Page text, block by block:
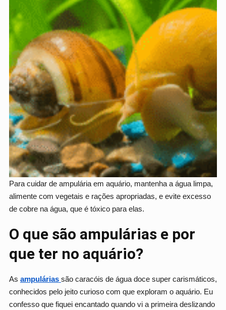
Para cuidar de ampulária em aquário, mantenha a água limpa,
alimente com vegetais e rações apropriadas, e evite excesso
de cobre na água, que é tóxico para elas.
O que são ampulárias e por
que ter no aquário?
As ampulárias são caracóis de água doce super carismáticos,
conhecidos pelo jeito curioso com que exploram o aquário. Eu
confesso que fiquei encantado quando vi a primeira deslizando